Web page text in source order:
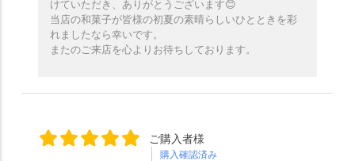
けていただき、ありがとうございます😊
当店の和菓子が皆様の初夏の素晴らしいひとときを彩
れましたなら幸いです。
またのご来店を心よりお待ちしております。
ご購入者様
購入確認済み